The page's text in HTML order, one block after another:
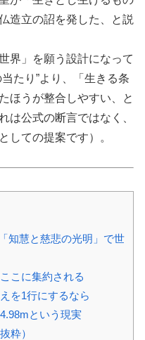
造立の詔を発した、と説
界」を願う設計になって
たり”より、「生きる条
ほうが整合しやすい、と
は公式の断言ではなく、
しての提案です）。
知慧と慈悲の光明」で世
こに集約される
を1行にするなら
という現実
粋）